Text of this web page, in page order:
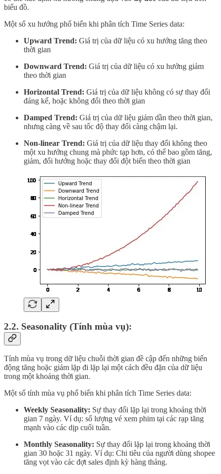
biểu đồ.
Một số xu hướng phổ biến khi phân tích Time Series data:
Upward Trend: Giá trị của dữ liệu có xu hướng tăng theo
thời gian
Downward Trend: Giá trị của dữ liệu có xu hướng giảm
theo thời gian
Horizontal Trend: Giá trị của dữ liệu không có sự thay đổi
đáng kể, hoặc không đổi theo thời gian
Damped Trend: Giá trị của dữ liệu giảm dần theo thời gian,
nhưng càng về sau tốc độ thay đổi càng chậm lại.
Non-linear Trend: Giá trị của dữ liệu thay đổi không theo
một xu hướng chung mà phức tạp hơn, có thể bao gồm tăng,
giảm, đổi hướng hoặc thay đổi đột biến theo thời gian
2.2. Seasonality (Tính mùa vụ):
Tính mùa vụ trong dữ liệu chuỗi thời gian đề cập đến những biến
động tăng hoặc giảm lặp đi lặp lại một cách đều đặn của dữ liệu
trong một khoảng thời gian.
Một số tính mùa vụ phổ biến khi phân tích Time Series data:
Weekly Seasonality: Sự thay đổi lặp lại trong khoảng thời
gian 7 ngày. Ví dụ: số lượng vé xem phim tại các rạp tăng
mạnh vào các dịp cuối tuần.
Monthly Seasonality: Sự thay đổi lặp lại trong khoảng thời
gian 30 hoặc 31 ngày. Ví dụ: Chi tiêu của người dùng shopee
tăng vọt vào các đợt sales định kỳ hàng tháng.